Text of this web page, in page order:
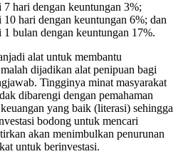
hari dengan keuntungan 3%;
hari dengan keuntungan 6%; dan
bulan dengan keuntungan 17%.
alat untuk membantu
dijadikan alat penipuan bagi
Tingginya minat masyarakat
dibarengi dengan pemahaman
yang baik (literasi) sehingga
bodong untuk mencari
akan menimbulkan penurunan
untuk berinvestasi.